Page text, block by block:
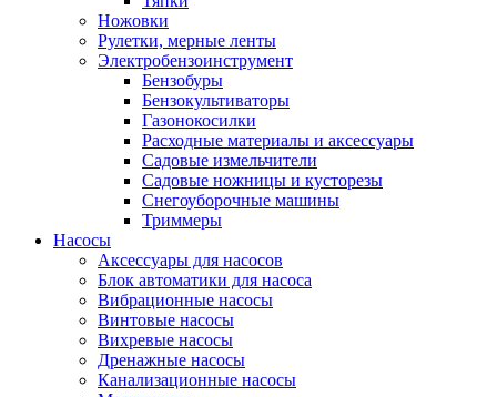
Ножовки
Рулетки, мерные ленты
Электробензоинструмент
Бензобуры
Бензокультиваторы
Газонокосилки
Расходные материалы и аксессуары
Садовые измельчители
Садовые ножницы и кусторезы
Снегоуборочные машины
Триммеры
Насосы
Аксессуары для насосов
Блок автоматики для насоса
Вибрационные насосы
Винтовые насосы
Вихревые насосы
Дренажные насосы
Канализационные насосы